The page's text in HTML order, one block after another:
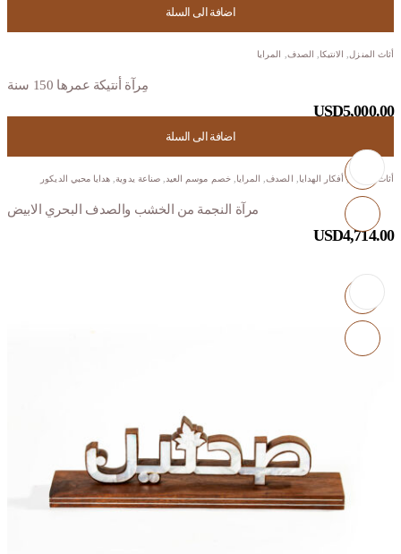
اضافة الى السلة
أثاث المنزل الانتيكا الصدف المرايا
مِرآة أنتيكة عمرها 150 سنة
USD5,000.00
اضافة الى السلة
أثاث المنزل , أفكار الهدايا الصدف, المرايا ,خصم موسم العيد ,صناعة يدوية, هدايا محبي الديكور
مرآة النجمة من الخشب والصدف البحري الابيض
USD4,714.00